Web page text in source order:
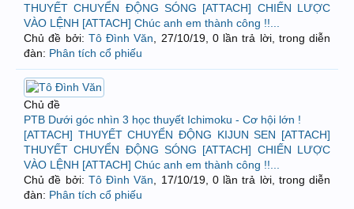
THUYẾT CHUYỂN ĐỘNG SÓNG [ATTACH] CHIẾN LƯỢC
VÀO LỆNH [ATTACH] Chúc anh em thành công !!...
Chủ đề bởi: Tô Đình Văn 27/10/19, 0 lần trả lời, trong diễn
đàn: Phân tích cổ phiếu
Chủ đề
PTB Dưới góc nhìn 3 học thuyết Ichimoku - Cơ hội lớn !
[ATTACH] THUYẾT CHUYỂN ĐỘNG KIJUN SEN [ATTACH]
THUYẾT CHUYỂN ĐỘNG SÓNG [ATTACH] CHIẾN LƯỢC
VÀO LỆNH [ATTACH] Chúc anh em thành công !!...
Chủ đề bởi: Tô Đình Văn 17/10/19, 0 lần trả lời, trong diễn
đàn: Phân tích cổ phiếu